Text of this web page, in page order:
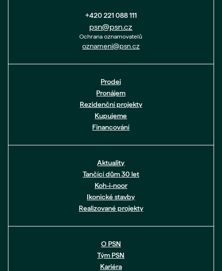
+420 221 088 111
psn@psn.cz
Ochrana oznamovatelů
oznameni@psn.cz
Prodej
Pronájem
Rezidenční projekty
Kupujeme
Financování
Aktuality
Tančící dům 30 let
Koh-i-noor
Ikonické stavby
Realizované projekty
O PSN
Tým PSN
Kariéra